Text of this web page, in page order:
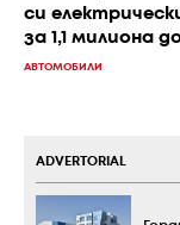
си
за 1,1 милиона
АВТОМОБИЛИ
ADVERTORIAL